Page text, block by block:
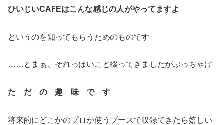
ひいじいCAFEはこんな感じの人がやってますよ
というのを知ってもらうためのものです
……とまぁ、それっぽいこと綴ってきましたがぶっちゃけ
た だ の 趣 味 で す
将来的にどこかのプロが使うブースで収録できたら嬉しい